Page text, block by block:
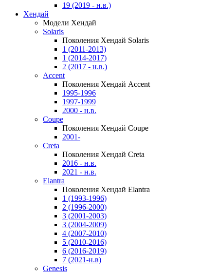
19 (2019 - н.в.)
Хендай
Модели Хендай
Solaris
Поколения Хендай Solaris
1 (2011-2013)
1 (2014-2017)
2 (2017 - н.в.)
Accent
Поколения Хендай Accent
1995-1996
1997-1999
2000 - н.в.
Coupe
Поколения Хендай Coupe
2001-
Creta
Поколения Хендай Creta
2016 - н.в.
2021 - н.в.
Elantra
Поколения Хендай Elantra
1 (1993-1996)
2 (1996-2000)
3 (2001-2003)
3 (2004-2009)
4 (2007-2010)
5 (2010-2016)
6 (2016-2019)
7 (2021-н.в)
Genesis